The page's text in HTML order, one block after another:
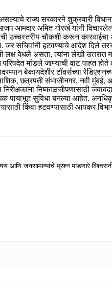
राज्य सरकारने शुक्रवारी
आमदार अमित गोरखे यांनी
उच्चस्तरीय चौकशी करून
जर सचिवांनी हटवण्याचे आदेश दिले
वेधले असता, त्यांना लेखी उत्तरात
मांडले जाण्याची वाट पाहत
बेकायदेशीर टॉवर्सच्या
छत्रपती संभाजीनगर, नवी मुंबई,
निष्काळजीपणासाठी
सुविधा बनल्या आहेत. अनधिकृत
किंवा हटवण्यासाठी आयकर
आणि जनसामान्यांचे प्रश्न मांडणारे